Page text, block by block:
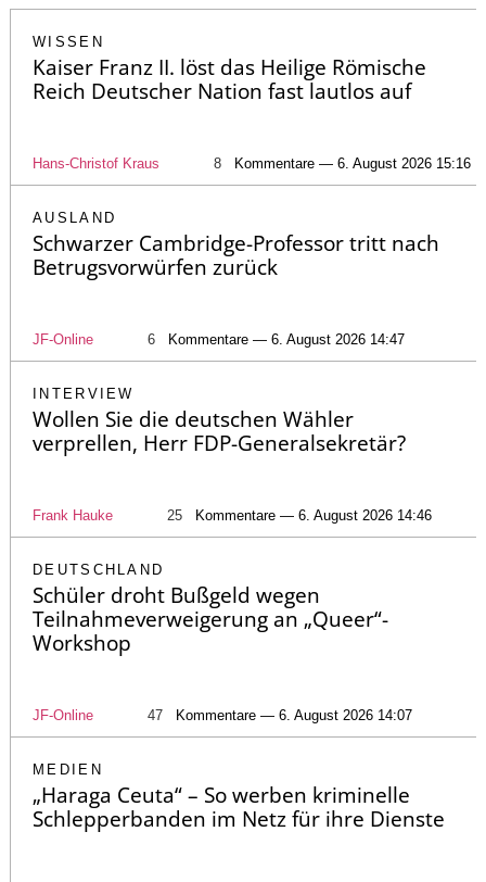
WISSEN
Kaiser Franz II. löst das Heilige Römische
Reich Deutscher Nation fast lautlos auf
Hans-Christof Kraus 8 Kommentare — 6. August 2026 15:16
AUSLAND
Schwarzer Cambridge-Professor tritt nach
Betrugsvorwürfen zurück
JF-Online 6 Kommentare — 6. August 2026 14:47
INTERVIEW
Wollen Sie die deutschen Wähler
verprellen, Herr FDP-Generalsekretär?
Frank Hauke 25 Kommentare — 6. August 2026 14:46
DEUTSCHLAND
Schüler droht Bußgeld wegen
Teilnahmeverweigerung an „Queer“-
Workshop
JF-Online 47 Kommentare — 6. August 2026 14:07
MEDIEN
„Haraga Ceuta“ – So werben kriminelle
Schlepperbanden im Netz für ihre Dienste